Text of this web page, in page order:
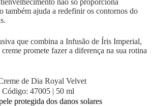
não só proporciona
também ajuda a redefinir os contornos do
que combina a Infusão de Íris Imperial,
promete fazer a diferença na sua rotina
Código: 47005 | 50 ml
protegida dos danos solares